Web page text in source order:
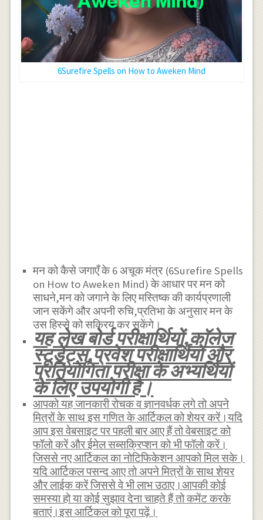
6Surefire Spells on How to Aweken Mind
मन को कैसे जगाएँ के 6 अचूक मंत्र (6Surefire Spells
on How to Aweken Mind) के आधार पर मन को
साधने,मन को जगाने के लिए मस्तिष्क की कार्यप्रणाली
जान सकेंगे और अपनी रुचि,प्रतिभा के अनुसार मन के
उस हिस्से को सक्रिय कर सकेंगे।
यह लेख बोर्ड परीक्षार्थियों,काॅलेज
स्टूडेंट्स,प्रवेश परीक्षार्थियों और
प्रतियोगिता परीक्षा के अभ्यर्थियों
के लिए उपयोगी है।
आपको यह जानकारी रोचक व ज्ञानवर्धक लगे तो अपने
मित्रों के साथ इस गणित के आर्टिकल को शेयर करें।यदि
आप इस वेबसाइट पर पहली बार आए हैं तो वेबसाइट को
फॉलो करें और ईमेल सब्सक्रिप्शन को भी फॉलो करें।
जिससे नए आर्टिकल का नोटिफिकेशन आपको मिल सके।
यदि आर्टिकल पसन्द आए तो अपने मित्रों के साथ शेयर
और लाईक करें जिससे वे भी लाभ उठाए।आपकी कोई
समस्या हो या कोई सुझाव देना चाहते हैं तो कमेंट करके
बताएं।इस आर्टिकल को पूरा पढ़ें।